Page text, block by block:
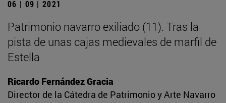
06 | 09 | 2021
Patrimonio navarro exiliado (11). Tras la
pista de unas cajas medievales de marfil de
Estella
Ricardo Fernández Gracia
Director de la Cátedra de Patrimonio y Arte Navarro